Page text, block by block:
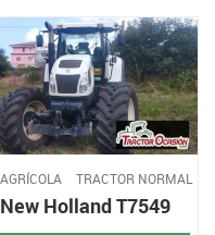
AGRÍCOLA TRACTOR NORMAL
New Holland T7549